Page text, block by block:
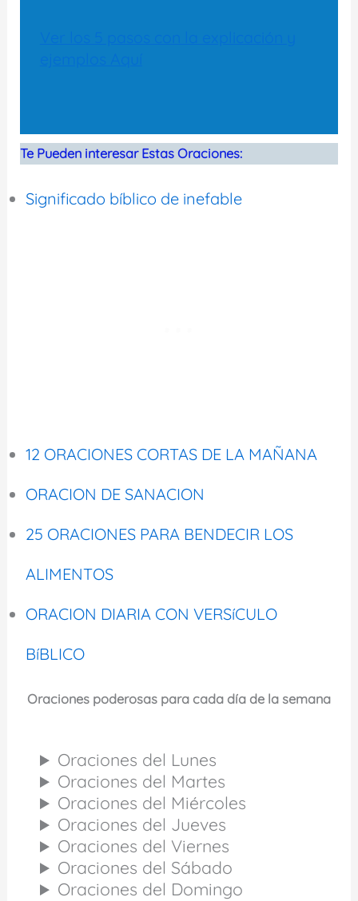
Te Pueden interesar Estas Oraciones:
Significado bíblico de inefable
12 ORACIONES CORTAS DE LA MAÑANA
ORACION DE SANACION
25 ORACIONES PARA BENDECIR LOS
ALIMENTOS
ORACION DIARIA CON VERSíCULO
BíBLICO
Oraciones poderosas para cada día de la semana
Oraciones del Lunes
Oraciones del Martes
Oraciones del Miércoles
Oraciones del Jueves
Oraciones del Viernes
Oraciones del Sábado
Oraciones del Domingo